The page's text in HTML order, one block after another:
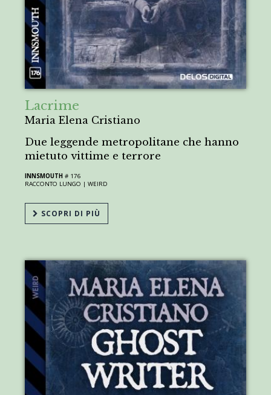
Lacrime
Maria Elena Cristiano
Due leggende metropolitane che hanno
mietuto vittime e terrore
INNSMOUTH # 176
RACCONTO LUNGO |WEIRD
SCOPRI DI PIÙ